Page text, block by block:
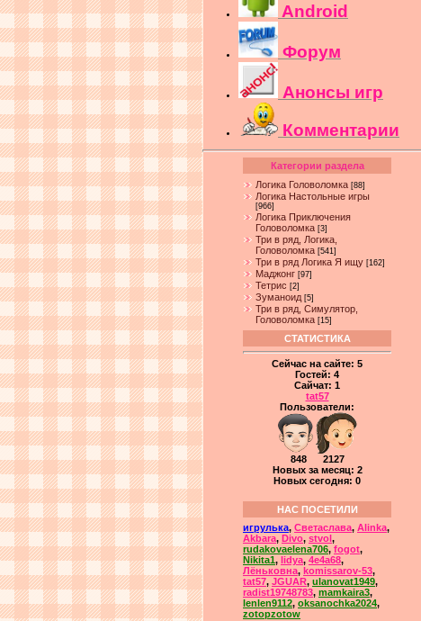
Android
Форум
Анонсы игр
Комментарии
Категории раздела
Логика Головоломка [88]
Логика Настольные игры
[966]
Логика Приключения
Головоломка [3]
Три в ряд, Логика,
Головоломка [541]
Три в ряд Логика Я ищу [162]
Маджонг [97]
Тетрис [2]
Зуманоид [5]
Три в ряд, Симулятор,
Головоломка [15]
СТАТИСТИКА
Сейчас на сайте: 5
Гостей: 4
Сайчат: 1
tat57
Пользователи:
848 2127
Новых за месяц: 2
Новых сегодня: 0
НАС ПОСЕТИЛИ
игрулька, Светаслава, Alinka,
Akbara, Divo, stvol ,
rudakovaelena706, fogot,
Nikita1, lidya, 4e4a68,
Лёньковна, komissarov-53,
tat57, JGUAR, ulanovat1949,
radist19748783, mamkaira3,
lenlen9112, oksanochka2024,
zotopzotow